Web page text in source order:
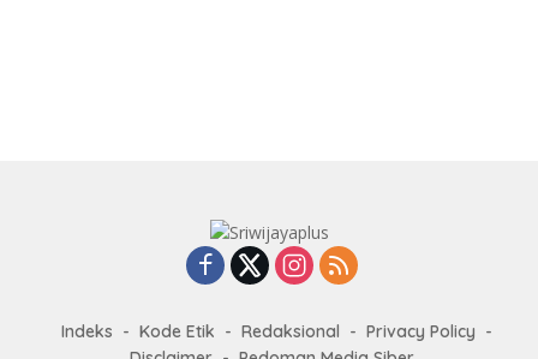
Indeks Kode Etik Redaksional
Privacy Policy